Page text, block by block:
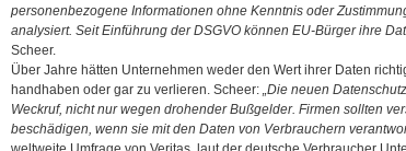
personenbezogene Informationen ohne Kenntnis oder
analysiert. Seit Einführung der DSGVO können EU-Bürger ihre
Scheer.
Über Jahre hätten Unternehmen weder den Wert ihrer Daten
handhaben oder gar zu verlieren. Scheer: „Die neuen
Weckruf, nicht nur wegen drohender Bußgelder. Firmen sollten
beschädigen, wenn sie mit den Daten von Verbrauchern